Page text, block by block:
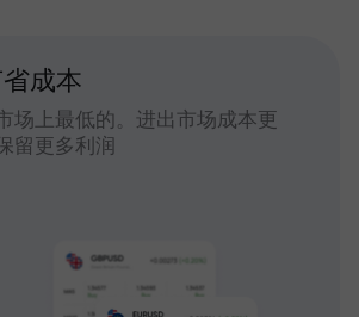
成本
场上最低的。进出市场成本更
留更多利润